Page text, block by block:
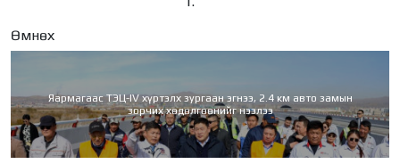
Өмнөх
Яармагаас ТЭЦ-IV хүртэлх зургаан эгнээ, 2.4 км авто замын
зорчих хөдөлгөөнийг нээлээ